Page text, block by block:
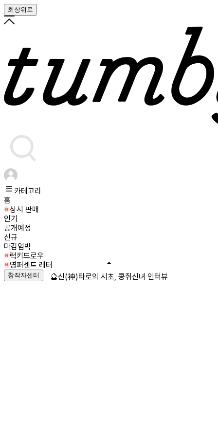
최상위로
카테고리
홈
상시 판매
인기
공개예정
신규
마감임박
럭키드로우
영퍼센트 레터
창작자센터 🔮신(神)타로의 시초, 콩쥐신녀 인터뷰